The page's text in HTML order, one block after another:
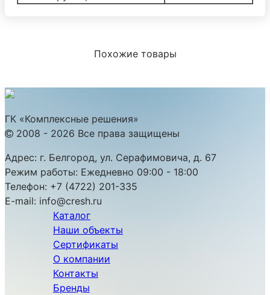
Похожие товары
ГК «Комплексные решения»
2008 - 2026 Все права защищены
Адрес: г. Белгород, ул. Серафимовича, д. 67
Режим работы: Ежедневно 09:00 - 18:00
Телефон: +7 (4722) 201-335
E-mail: info@cresh.ru
Каталог
Наши объекты
Сертификаты
О компании
Контакты
Бренды